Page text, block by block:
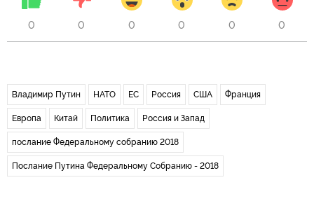
0 0 0 0 0 0
Владимир Путин НАТО ЕС Россия США Франция
Европа Китай Политика Россия и Запад
послание Федеральному собранию 2018
Послание Путина Федеральному Собранию - 2018